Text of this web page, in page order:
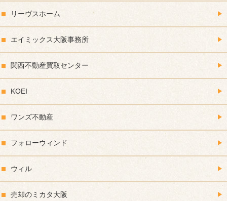
リーヴスホーム
エイミックス大阪事務所
関西不動産買取センター
KOEI
ワンズ不動産
フォローウィンド
ウィル
売却のミカタ大阪